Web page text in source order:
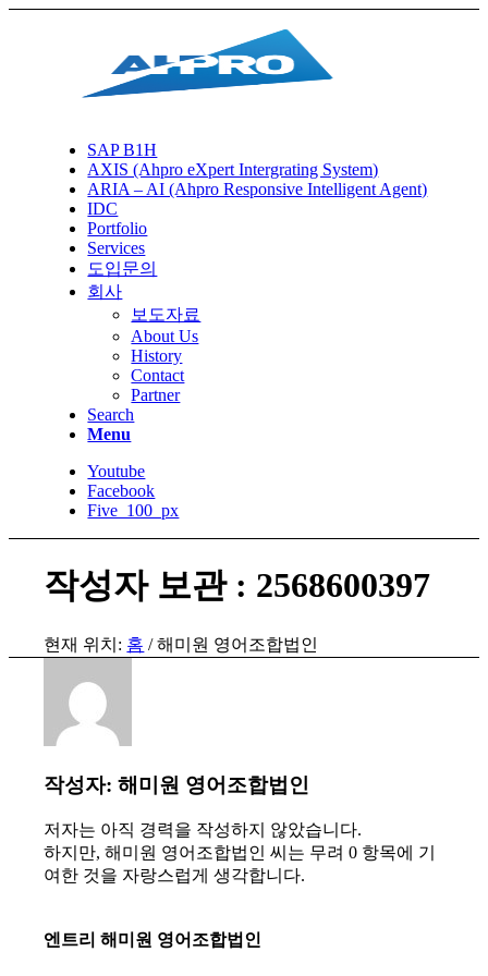
SAP B1H
AXIS (Ahpro eXpert Intergrating System)
ARIA – AI (Ahpro Responsive Intelligent Agent)
IDC
Portfolio
Services
도입문의
회사
보도자료
About Us
History
Contact
Partner
Search
Menu
Youtube
Facebook
Five_100_px
작성자 보관 : 2568600397
현재 위치: 홈 / 해미원 영어조합법인
작성자:해미원 영어조합법인
저자는 아직 경력을 작성하지 않았습니다.
하지만,해미원 영어조합법인 씨는 무려 0 항목에 기
여한 것을 자랑스럽게 생각합니다.
엔트리 해미원 영어조합법인